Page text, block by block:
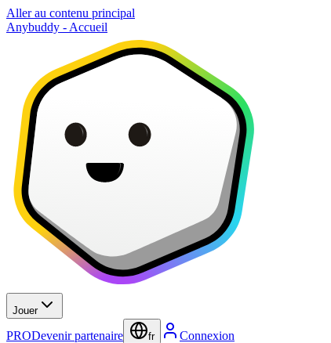
Aller au contenu principal
Anybuddy - Accueil
Jouer
PRODevenir partenaire fr Connexion